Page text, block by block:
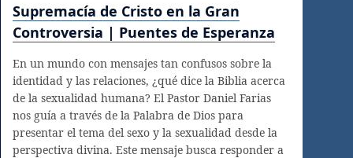
Supremacía de Cristo en la Gran
Controversia | Puentes de Esperanza
En un mundo con mensajes tan confusos sobre la
identidad y las relaciones, ¿qué dice la Biblia acerca
de la sexualidad humana? El Pastor Daniel Farias
nos guía a través de la Palabra de Dios para
presentar el tema del sexo y la sexualidad desde la
perspectiva divina. Este mensaje busca responder a